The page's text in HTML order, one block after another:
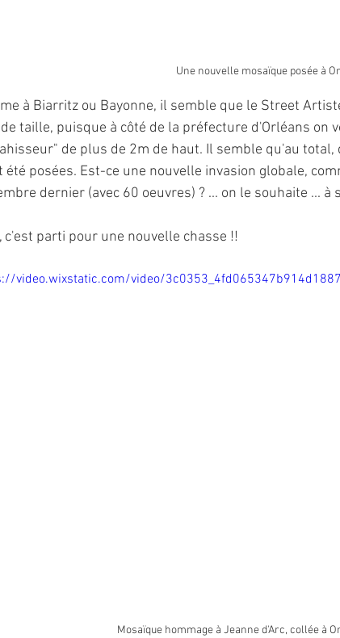
Une nouvelle mosaïque posée à
à Biarritz ou Bayonne, il semble que le Street
taille, puisque à côté de la préfecture d'Orléans on
de plus de 2m de haut. Il semble qu'au
été posées. Est-ce une nouvelle invasion globale,
dernier (avec 60 oeuvres) ? ... on le souhaite ... à
c'est parti pour une nouvelle chasse !!
video.wixstatic.com/video/
Mosaïque hommage à Jeanne d'Arc, collée à